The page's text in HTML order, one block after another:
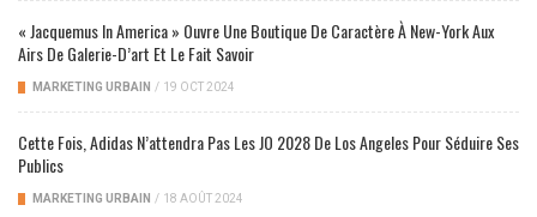
« Jacquemus In America » Ouvre Une Boutique De Caractère À New-York Aux
Airs De Galerie-D’art Et Le Fait Savoir
MARKETING URBAIN / 19 OCT 2024
Cette Fois, Adidas N’attendra Pas Les JO 2028 De Los Angeles Pour Séduire Ses
Publics
MARKETING URBAIN / 18 AOÛT 2024